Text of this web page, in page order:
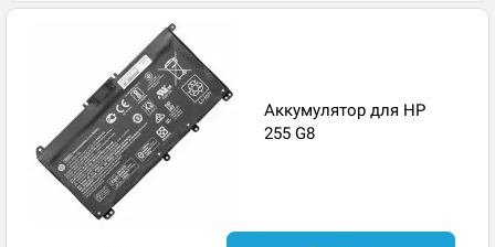
Аккумулятор для HP
255 G8